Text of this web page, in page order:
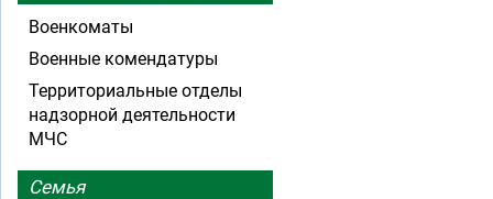
Военкоматы
Военные комендатуры
Территориальные отделы
надзорной деятельности
МЧС
Семья